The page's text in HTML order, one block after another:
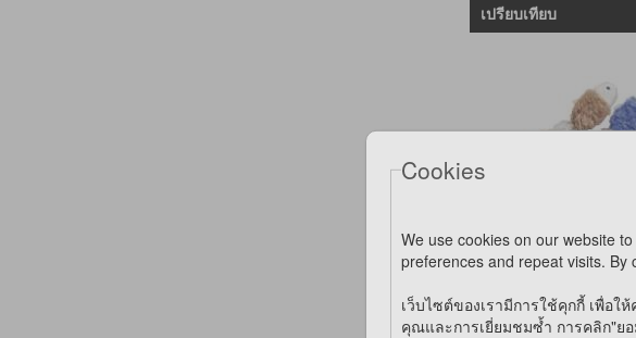
เปรียบเทียบ
KONG
Cookies
We use cookies on our website
preferences and repeat visits. By
เว็บไซต์ของเรามีการใช้คุกกี้ เพื่อ
คุณและการเยี่ยมชมซ้ำ การคลิก"ย